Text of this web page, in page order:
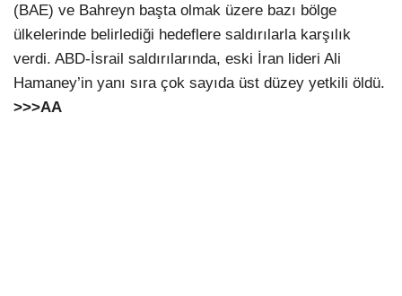
(BAE) ve Bahreyn başta olmak üzere bazı bölge
ülkelerinde belirlediği hedeflere saldırılarla karşılık
verdi. ABD-İsrail saldırılarında, eski İran lideri Ali
Hamaney’in yanı sıra çok sayıda üst düzey yetkili öldü.
>>>AA